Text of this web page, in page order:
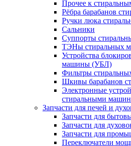
Прочее к
Рёбра барабанов
Ручки люка
Сальники
Суппорты
ТЭНы стиральных
Устройства
машины (УБЛ)
Фильтры
Шкивы барабанов
Электронные
стиральными
Запчасти для печей и
Запчасти для
Запчасти для
Запчасти для
Переключатели